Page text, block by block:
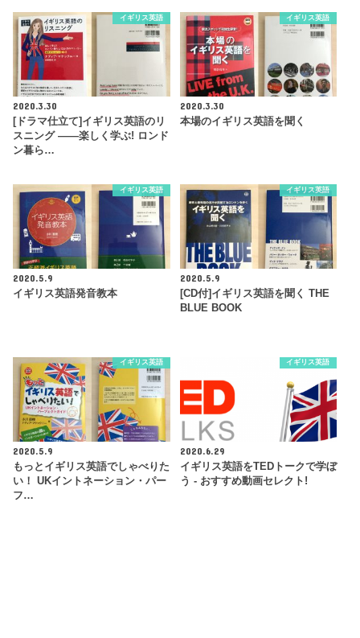
イギリス英語
2020.3.30
[ドラマ仕立て]イギリス英語のリ
スニング ——楽しく学ぶ! ロンド
ン暮ら…
イギリス英語
2020.3.30
本場のイギリス英語を聞く
イギリス英語
2020.5.9
イギリス英語発音教本
イギリス英語
2020.5.9
[CD付]イギリス英語を聞く THE
BLUE BOOK
イギリス英語
2020.5.9
もっとイギリス英語でしゃべりた
い！ UKイントネーション・パー
フ…
イギリス英語
2020.6.29
イギリス英語をTEDトークで学ぼ
う - おすすめ動画セレクト!